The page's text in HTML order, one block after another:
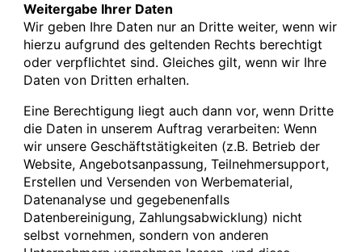
Weitergabe Ihrer Daten
Wir geben Ihre Daten nur an Dritte weiter, wenn wir
hierzu aufgrund des geltenden Rechts berechtigt
oder verpflichtet sind. Gleiches gilt, wenn wir Ihre
Daten von Dritten erhalten.
Eine Berechtigung liegt auch dann vor, wenn Dritte
die Daten in unserem Auftrag verarbeiten: Wenn
wir unsere Geschäftstätigkeiten (z.B. Betrieb der
Website, Angebotsanpassung, Teilnehmersupport,
Erstellen und Versenden von Werbematerial,
Datenanalyse und gegebenenfalls
Datenbereinigung, Zahlungsabwicklung) nicht
selbst vornehmen, sondern von anderen